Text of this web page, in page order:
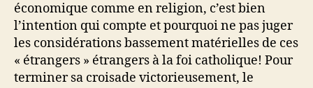
économique comme en religion, c’est bien
l’intention qui compte et pourquoi ne pas juger
les considérations bassement matérielles de ces
« étrangers » étrangers à la foi catholique! Pour
terminer sa croisade victorieusement, le